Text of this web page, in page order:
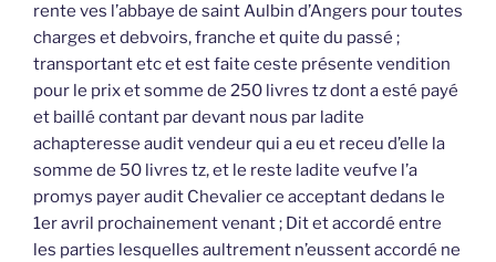
rente ves l’abbaye de saint Aulbin d’Angers pour toutes
charges et debvoirs, franche et quite du passé ;
transportant etc et est faite ceste présente vendition
pour le prix et somme de 250 livres tz dont a esté payé
et baillé contant par devant nous par ladite
achapteresse audit vendeur qui a eu et receu d’elle la
somme de 50 livres tz, et le reste ladite veufve l’a
promys payer audit Chevalier ce acceptant dedans le
1er avril prochainement venant ; Dit et accordé entre
les parties lesquelles aultrement n’eussent accordé ne